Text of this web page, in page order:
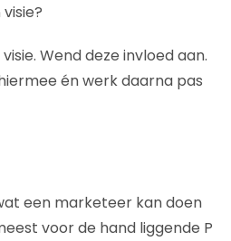
Wend deze invloed aan.
én werk daarna pas
een marketeer kan doen
voor de hand liggende P